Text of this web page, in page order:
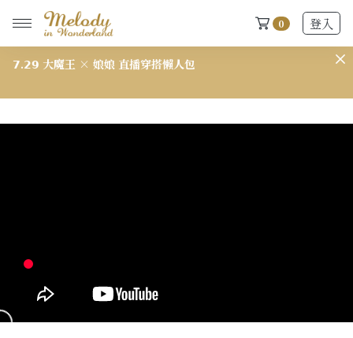
0 登入
New Arrivals
2026 S/S-01 最後現貨
𝟳.𝟮𝟵 大魔王 × 娘娘 直播穿搭懶人包